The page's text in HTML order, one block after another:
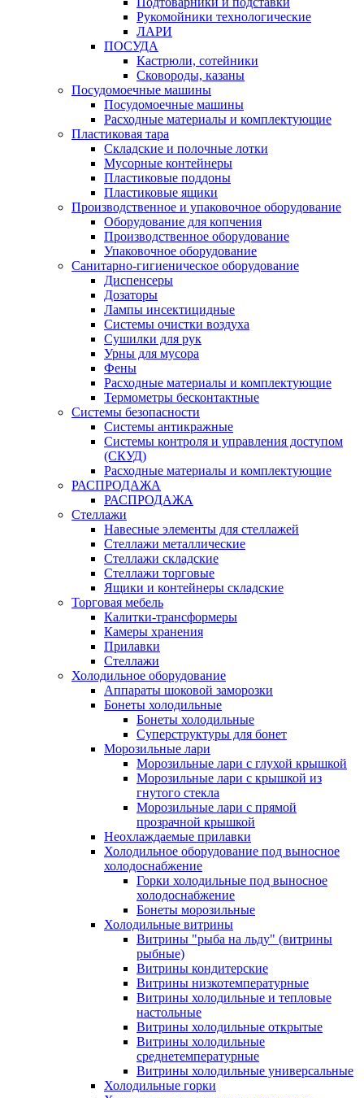
Рукомойники технологические
ЛАРИ
ПОСУДА
Кастрюли, сотейники
Сковороды, казаны
Посудомоечные машины
Посудомоечные машины
Расходные материалы и комплектующие
Пластиковая тара
Складские и полочные лотки
Мусорные контейнеры
Пластиковые поддоны
Пластиковые ящики
Производственное и упаковочное оборудование
Оборудование для копчения
Производственное оборудование
Упаковочное оборудование
Санитарно-гигиеническое оборудование
Диспенсеры
Дозаторы
Лампы инсектицидные
Системы очистки воздуха
Сушилки для рук
Урны для мусора
Фены
Расходные материалы и комплектующие
Термометры бесконтактные
Системы безопасности
Системы антикражные
Системы контроля и управления доступом
(СКУД)
Расходные материалы и комплектующие
РАСПРОДАЖА
РАСПРОДАЖА
Стеллажи
Навесные элементы для стеллажей
Стеллажи металлические
Стеллажи складские
Стеллажи торговые
Ящики и контейнеры складские
Торговая мебель
Калитки-трансформеры
Камеры хранения
Прилавки
Стеллажи
Холодильное оборудование
Аппараты шоковой заморозки
Бонеты холодильные
Бонеты холодильные
Суперструктуры для бонет
Морозильные лари
Морозильные лари с глухой крышкой
Морозильные лари с крышкой из
гнутого стекла
Морозильные лари с прямой
прозрачной крышкой
Неохлаждаемые прилавки
Холодильное оборудование под выносное
холодоснабжение
Горки холодильные под выносное
холодоснабжение
Бонеты морозильные
Холодильные витрины
Витрины "рыба на льду" (витрины
рыбные)
Витрины кондитерские
Витрины низкотемпературные
Витрины холодильные и тепловые
настольные
Витрины холодильные открытые
Витрины холодильные
среднетемпературные
Витрины холодильные универсальные
Холодильные горки